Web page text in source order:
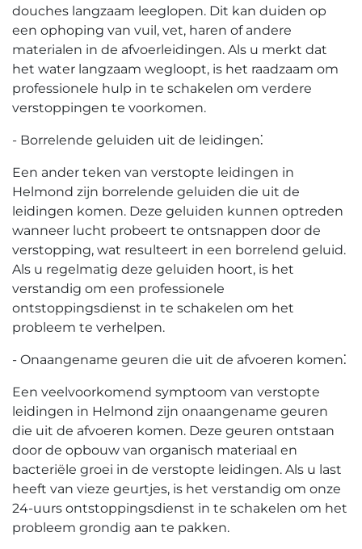
douches langzaam leeglopen.​ Dit kan duiden op
een ophoping van vuil, vet, haren of andere
materialen in de afvoerleidingen.​ Als u merkt dat
het water langzaam wegloopt, is het raadzaam om
professionele hulp in te schakelen om verdere
verstoppingen te voorkomen.​
- Borrelende geluiden uit de leidingen⁚
Een ander teken van verstopte leidingen in
Helmond zijn borrelende geluiden die uit de
leidingen komen.​ Deze geluiden kunnen optreden
wanneer lucht probeert te ontsnappen door de
verstopping, wat resulteert in een borrelend geluid.​
Als u regelmatig deze geluiden hoort, is het
verstandig om een professionele
ontstoppingsdienst in te schakelen om het
probleem te verhelpen.​
- Onaangename geuren die uit de afvoeren komen⁚
Een veelvoorkomend symptoom van verstopte
leidingen in Helmond zijn onaangename geuren
die uit de afvoeren komen.​ Deze geuren ontstaan
door de opbouw van organisch materiaal en
bacteriële groei in de verstopte leidingen.​ Als u last
heeft van vieze geurtjes, is het verstandig om onze
24-uurs ontstoppingsdienst in te schakelen om het
probleem grondig aan te pakken.​